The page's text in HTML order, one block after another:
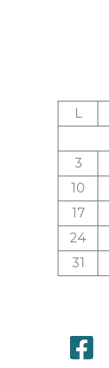
L
3
10
17
24
31